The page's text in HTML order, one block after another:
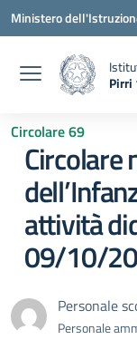
Vai ai contenuti
Vai al menu di
Vai al footer
Ministero
Pirri
Circolare 69
Circolare
attività
09/10/
Personale
Personale